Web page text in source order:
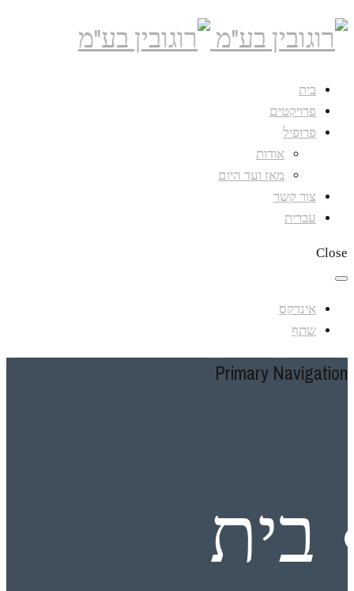
בית
פרויקטים
פרופיל
אודות
מאז ועד היום
צור קשר
עברית
Close
אינדקס
שתף
Primary Navigation
בית